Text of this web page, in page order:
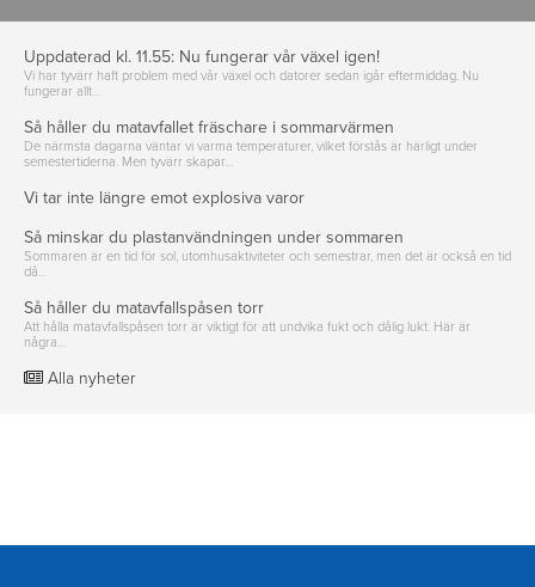
Uppdaterad kl. 11.55: Nu fungerar vår växel igen!
Vi har tyvärr haft problem med vår växel och datorer sedan igår eftermiddag. Nu
fungerar allt…
Så håller du matavfallet fräschare i sommarvärmen
De närmsta dagarna väntar vi varma temperaturer, vilket förstås är härligt under
semestertiderna. Men tyvärr skapar…
Vi tar inte längre emot explosiva varor
Så minskar du plastanvändningen under sommaren
Sommaren är en tid för sol, utomhusaktiviteter och semestrar, men det är också en tid
då…
Så håller du matavfallspåsen torr
Att hålla matavfallspåsen torr är viktigt för att undvika fukt och dålig lukt. Här är
några…
Alla nyheter